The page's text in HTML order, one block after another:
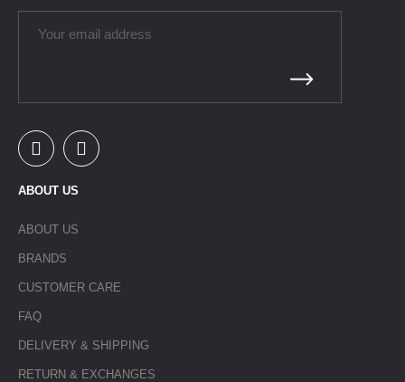
ABOUT US
ABOUT US
BRANDS
CUSTOMER CARE
FAQ
DELIVERY & SHIPPING
RETURN & EXCHANGES